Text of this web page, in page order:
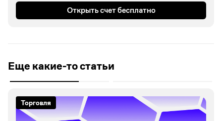
Открыть счет бесплатно
Еще какие-то статьи
Торговля